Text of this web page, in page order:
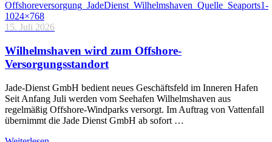
15. Juli 2026
Wilhelmshaven wird zum Offshore-
Versorgungsstandort
Jade-Dienst GmbH bedient neues Geschäftsfeld im Inneren Hafen
Seit Anfang Juli werden vom Seehafen Wilhelmshaven aus
regelmäßig Offshore-Windparks versorgt. Im Auftrag von Vattenfall
übernimmt die Jade Dienst GmbH ab sofort …